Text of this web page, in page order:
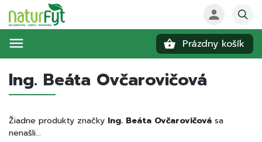
Prázdny košík
Ing. Beáta Ovčarovičová
Žiadne produkty značky Ing. Beáta Ovčarovičová sa
nenašli...